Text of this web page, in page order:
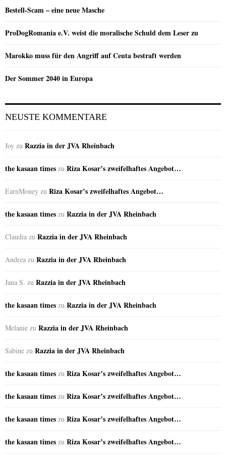
Bestell-Scam – eine neue Masche
ProDogRomania e.V. weist die moralische Schuld dem Leser zu
Marokko muss für den Angriff auf Ceuta bestraft werden
Der Sommer 2040 in Europa
NEUSTE KOMMENTARE
Joy zu Razzia in der JVA Rheinbach
the kasaan times zu Riza Kosar’s zweifelhaftes Angebot…
EarnMoney zu Riza Kosar’s zweifelhaftes Angebot…
the kasaan times zu Razzia in der JVA Rheinbach
Claudia zu Razzia in der JVA Rheinbach
Andrea zu Razzia in der JVA Rheinbach
Jana S. zu Razzia in der JVA Rheinbach
the kasaan times zu Razzia in der JVA Rheinbach
Melanie zu Razzia in der JVA Rheinbach
Sabine zu Razzia in der JVA Rheinbach
the kasaan times zu Riza Kosar’s zweifelhaftes Angebot…
the kasaan times zu Riza Kosar’s zweifelhaftes Angebot…
the kasaan times zu Riza Kosar’s zweifelhaftes Angebot…
the kasaan times zu Riza Kosar’s zweifelhaftes Angebot…